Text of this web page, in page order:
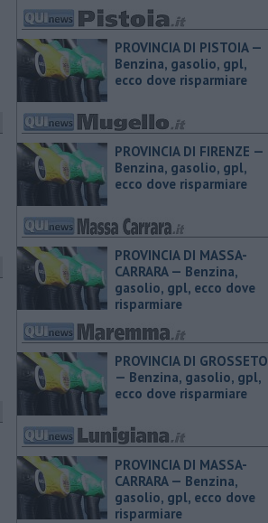
PROVINCIA DI PISTOIA — ​
Benzina, gasolio, gpl,
ecco dove risparmiare
PROVINCIA DI FIRENZE — ​
Benzina, gasolio, gpl,
ecco dove risparmiare
PROVINCIA DI MASSA-
CARRARA — ​Benzina,
gasolio, gpl, ecco dove
risparmiare
PROVINCIA DI GROSSETO
— ​Benzina, gasolio, gpl,
ecco dove risparmiare
PROVINCIA DI MASSA-
CARRARA — ​Benzina,
gasolio, gpl, ecco dove
risparmiare